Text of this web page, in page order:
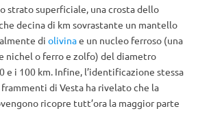
strato superficiale, una crosta dello
decina di km sovrastante un mantello
di olivinae un nucleo ferroso (una
nichel o ferro e zolfo) del diametro
e i 100 km. Infine, l’identificazione stessa
di Vesta ha rivelato che la
ricopre tutt’ora la maggior parte